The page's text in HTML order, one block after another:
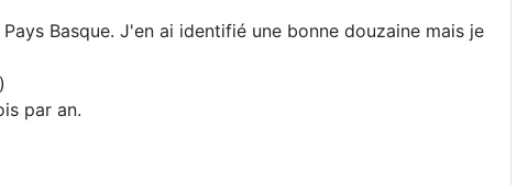
Basque. J'en ai identifié une bonne douzaine mais je
par an.